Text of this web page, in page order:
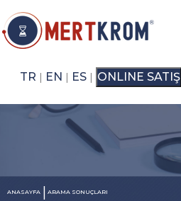
TR | EN | ES | ONLINE SATIŞ
ANASAYFA | ARAMA SONUÇLARI